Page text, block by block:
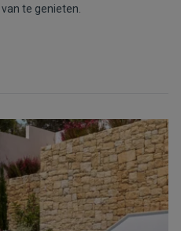
te genieten.